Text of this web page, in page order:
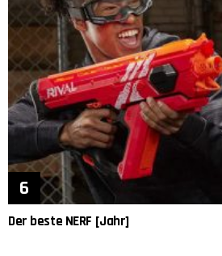
Der beste NERF [Jahr]